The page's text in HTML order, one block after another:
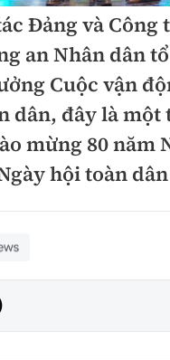
Bình luận
Hậu
360 độ
Thời sự
Đảng và
an Nhân dân
Cuộc vận
dân, đây là
mừng 80 năm
hội toàn